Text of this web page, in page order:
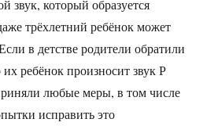
звук, который образуется
трёхлетний ребёнок может
в детстве родители обратили
ребёнок произносит звук Р
любые меры, в том числе
исправить это